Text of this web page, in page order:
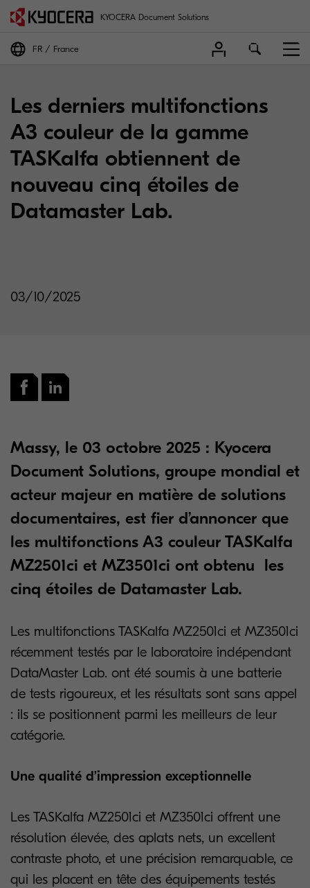
KYOCERA Document Solutions
FR France
Les derniers multifonctions
A3 couleur de la gamme
TASKalfa obtiennent de
nouveau cinq étoiles de
Datamaster Lab.
03/10/2025
Massy, le 03 octobre 2025 : Kyocera
Document Solutions, groupe mondial et
acteur majeur en matière de solutions
documentaires, est fier d’annoncer que
les multifonctions A3 couleur TASKalfa
MZ2501ci et MZ3501ci ont obtenu les
cinq étoiles de Datamaster Lab.
Les multifonctions TASKalfa MZ2501ci et MZ3501ci
récemment testés par le laboratoire indépendant
DataMaster Lab. ont été soumis à une batterie
de tests rigoureux, et les résultats sont sans appel
: ils se positionnent parmi les meilleurs de leur
catégorie.
Une qualité d’impression exceptionnelle
Les TASKalfa MZ2501ci et MZ3501ci offrent une
résolution élevée, des aplats nets, un excellent
contraste photo, et une précision remarquable, ce
qui les placent en tête des équipements testés